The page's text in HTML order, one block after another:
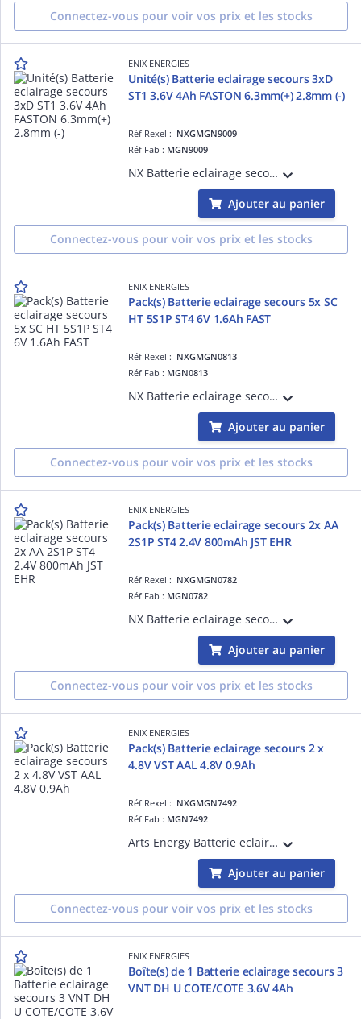
Connectez-vous pour voir vos prix et les stocks
ENIX ENERGIES
Unité(s) Batterie eclairage secours 3xD
ST1 3.6V 4Ah FASTON 6.3mm(+) 2.8mm (-)
Réf Rexel : NXGMGN9009
Réf Fab : MGN9009
NX Batterie eclairage secours 3xD ST1 3.6V 4Ah FASTON 6.3mm(+) 2.8mm (-) vendu par Unité(s)
Ajouter au panier
Connectez-vous pour voir vos prix et les stocks
ENIX ENERGIES
Pack(s) Batterie eclairage secours 5x SC
HT 5S1P ST4 6V 1.6Ah FAST
Réf Rexel : NXGMGN0813
Réf Fab : MGN0813
NX Batterie eclairage secours 5x SC HT 5S1P ST4 6V 1.6Ah FAST vendu par Pack(s)
Ajouter au panier
Connectez-vous pour voir vos prix et les stocks
ENIX ENERGIES
Pack(s) Batterie eclairage secours 2x AA
2S1P ST4 2.4V 800mAh JST EHR
Réf Rexel : NXGMGN0782
Réf Fab : MGN0782
NX Batterie eclairage secours 2x AA 2S1P ST4 2.4V 800mAh JST EHR vendu par Pack(s)
Ajouter au panier
Connectez-vous pour voir vos prix et les stocks
ENIX ENERGIES
Pack(s) Batterie eclairage secours 2 x
4.8V VST AAL 4.8V 0.9Ah
Réf Rexel : NXGMGN7492
Réf Fab : MGN7492
Arts Energy Batterie eclairage secours 2 x 4.8V VST AAL 4.8V 0.9Ah vendu par Pack(s)
Ajouter au panier
Connectez-vous pour voir vos prix et les stocks
ENIX ENERGIES
Boîte(s) de 1 Batterie eclairage secours 3
VNT DH U COTE/COTE 3.6V 4Ah